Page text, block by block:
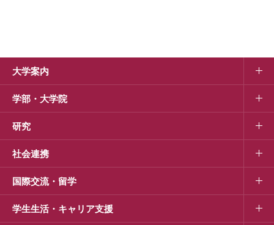
大学案内
学部・大学院
研究
社会連携
国際交流・留学
学生生活・キャリア支援